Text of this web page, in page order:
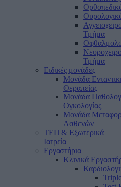
Τμήμα
Τμήμα
Ειδικές μονάδες
Μονάδα
Θεραπείας
Μονάδα
Ογκολογίας
Μονάδα
Ασθενών
ΤΕΠ & Εξωτερικά
Ιατρεία
Εργαστήρια
Κλινικά